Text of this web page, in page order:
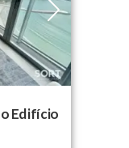
Edifício